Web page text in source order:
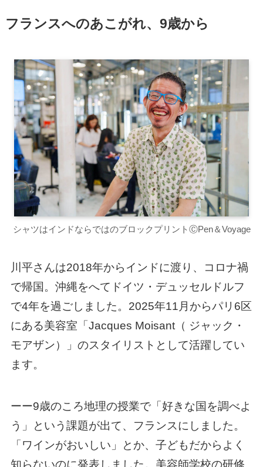
フランスへのあこがれ、9歳から
シャツはインドならではのブロックプリントⒸPen＆Voyage
川平さんは2018年からインドに渡り、コロナ禍
で帰国。沖縄をへてドイツ・デュッセルドルフ
で4年を過ごしました。2025年11月からパリ6区
にある美容室「Jacques Moisant（ ジャック・
モアザン）」のスタイリストとして活躍してい
ます。
ーー9歳のころ地理の授業で「好きな国を調べよ
う」という課題が出て、フランスにしました。
「ワインがおいしい」とか、子どもだからよく
知らないのに発表しました。美容師学校の研修